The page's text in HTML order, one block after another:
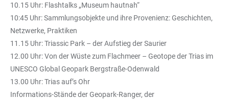
10.15 Uhr: Flashtalks „Museum hautnah“
10:45 Uhr: Sammlungsobjekte und ihre Provenienz: Geschichten,
Netzwerke, Praktiken
11.15 Uhr: Triassic Park – der Aufstieg der Saurier
12.00 Uhr: Von der Wüste zum Flachmeer – Geotope der Trias im
UNESCO Global Geopark Bergstraße-Odenwald
13.00 Uhr: Trias auf’s Ohr
Informations-Stände der Geopark-Ranger, der